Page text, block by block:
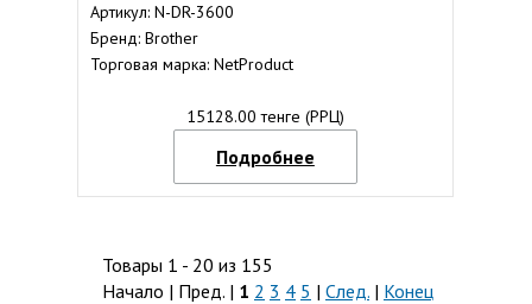
Артикул: N-DR-3600
Бренд: Brother
Торговая марка: NetProduct
15128.00 тенге (РРЦ)
Подробнее
Товары 1 - 20 из 155
Начало | Пред. | 1 2 3 4 5 | След. | Конец